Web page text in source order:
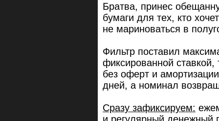
Братва, принес
бумаги для тех, кто
не мариноваться в
Фильтр поставил
фиксированной
без оферт и
дней, а номинал
Сразу зафиксируем: